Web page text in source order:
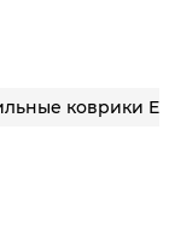
коврики